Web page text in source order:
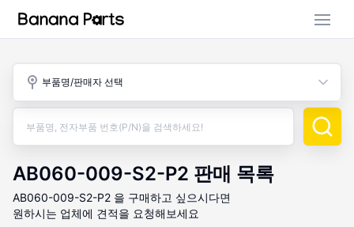
부품명/판매자 선택
AB060-009-S2-P2 판매 목록
AB060-009-S2-P2 을 구매하고 싶으시다면
원하시는 업체에 견적을 요청해보세요